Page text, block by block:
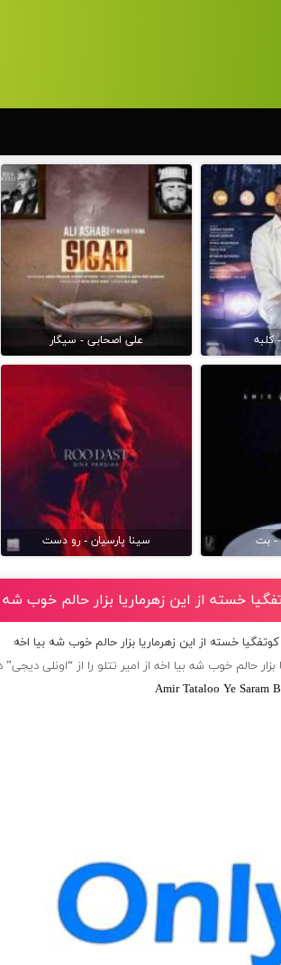
کلبه علی اصحابی - سیگار
- بت سینا پارسیان - رو دست
خسته از این زهرماریا بزار حالم خوب شه
خسته از این زهرماریا بزار حالم خوب شه بیا اخه
حالم خوب شه بیا اخه از امیر تتلو را از “اونلی دیجی”
Amir Tataloo Ye Saram